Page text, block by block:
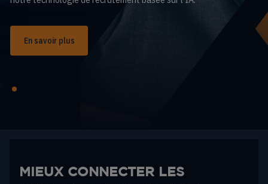
En savoir plus
MIEUX CONNECTER LES